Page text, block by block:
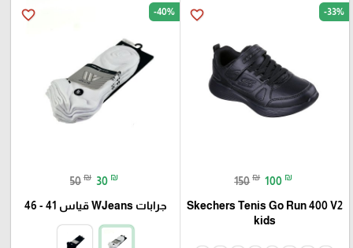
favorite_border -33%
150 ₪ 100 ₪
Skechers Tenis Go Run 400 V2
kids
favorite_border -40%
50 ₪ 30 ₪
جرابات WJeans قياس 41 - 46